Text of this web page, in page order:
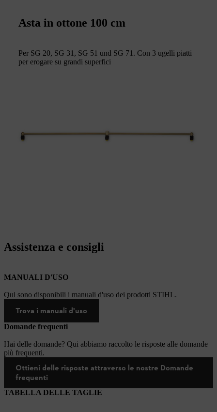
Asta in ottone 100 cm
Per SG 20, SG 31, SG 51 und SG 71. Con 3 ugelli piatti
per erogare su grandi superfici
Assistenza e consigli
MANUALI D'USO
Qui sono disponibili i manuali d'uso dei prodotti STIHL.
Trova i manuali d'uso
Domande frequenti
Hai delle domande? Qui abbiamo raccolto le risposte alle domande
più frequenti.
Ottieni delle risposte attraverso le nostre Domande
frequenti
TABELLA DELLE TAGLIE